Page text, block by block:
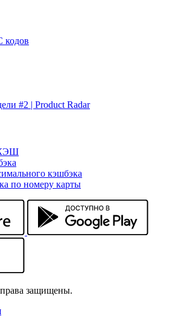
кодов
кэшбэка
по номеру карты
защищены.